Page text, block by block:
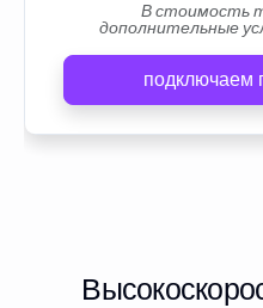
В стоимость
дополнительные
подключаем